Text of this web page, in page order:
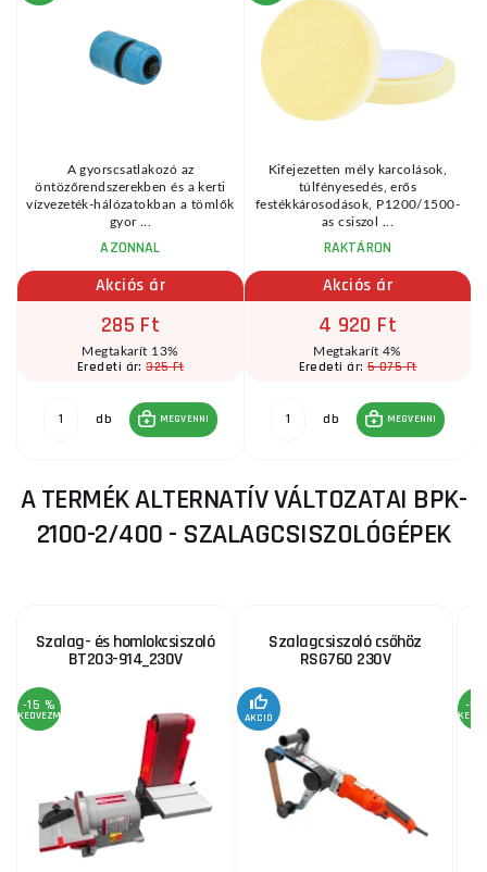
A gyorscsatlakozó az
öntözőrendszerekben és a kerti
vízvezeték-hálózatokban a tömlők
gyor ...
AZONNAL
Akciós ár
285 Ft
Megtakarít 13%
Eredeti ár:325 Ft
db MEGVENNI
Kifejezetten mély karcolások,
túlfényesedés, erős
festékkárosodások, P1200/1500-
as csiszol ...
RAKTÁRON
Akciós ár
4 920 Ft
Megtakarít 4%
Eredeti ár:5 075 Ft
db MEGVENNI
A TERMÉK ALTERNATÍV VÁLTOZATAI BPK-
2100-2/400 - SZALAGCSISZOLÓGÉPEK
Szalag- és homlokcsiszoló
BT203-914_230V
-15 %
KEDVEZMÉNY
Szalagcsiszoló csőhöz
RSG760 230V
AKCIÓ
-6